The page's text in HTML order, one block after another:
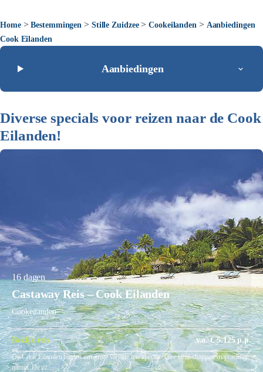
Home>Bestemmingen > Stille Zuidzee>Cookeilanden > Aanbiedingen
Cook Eilanden
Aanbiedingen
Diverse specials voor reizen naar de Cook
Eilanden!
16 dagen
Castaway Reis – Cook Eilanden
Cookeilanden
Bekijk reis v.a. € 5.125 p.p.
De Cook Eilanden bieden een grote variatie aan spectaculaire landschappen en prachtige
natuur. De az…